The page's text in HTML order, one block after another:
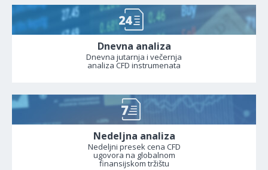
Dnevna analiza
Dnevna jutarnja i večernja
analiza CFD instrumenata
Nedeljna analiza
Nedeljni presek cena CFD
ugovora na globalnom
finansijskom tržištu